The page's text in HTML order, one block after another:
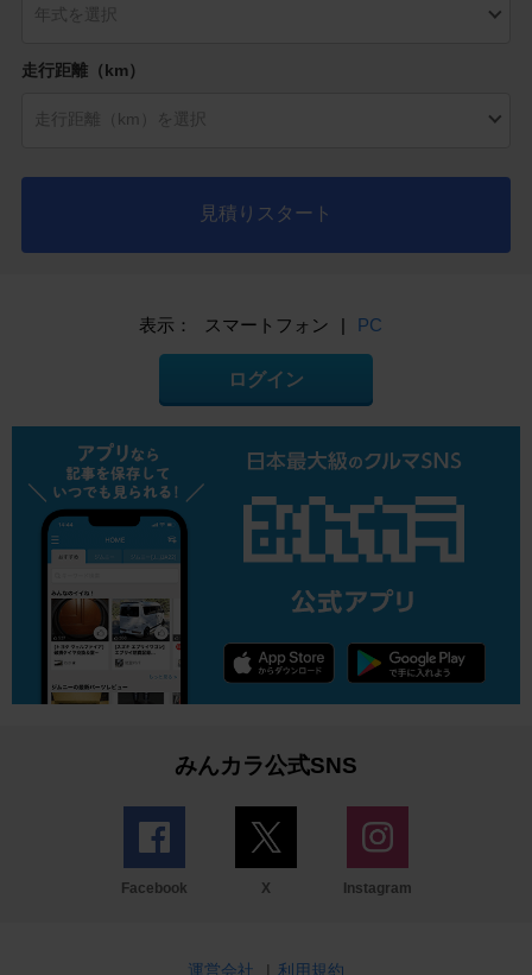
走行距離（km）
見積りスタート
表示： スマートフォン | PC
ログイン
みんカラ公式SNS
Facebook X Instagram
運営会社 | 利用規約